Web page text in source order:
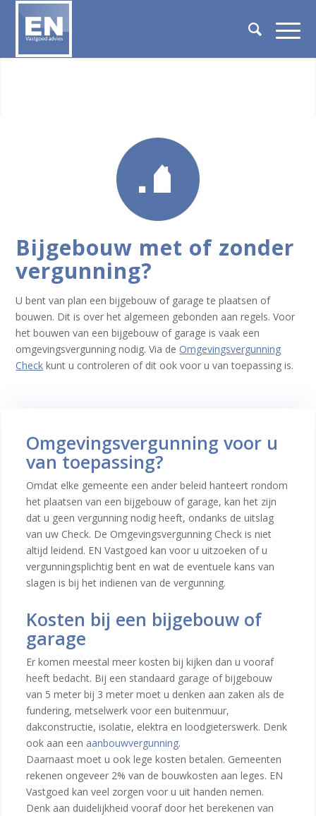
Bijgebouw met of zonder
vergunning?
U bent van plan een bijgebouw of garage te plaatsen of
bouwen. Dit is over het algemeen gebonden aan regels. Voor
het bouwen van een bijgebouw of garage is vaak een
omgevingsvergunning nodig. Via deOmgevingsvergunning
Check kunt u controleren of dit ook voor u van toepassing is.
Omgevingsvergunning voor u
van toepassing?
Omdat elke gemeente een ander beleid hanteert rondom
het plaatsen van een bijgebouw of garage, kan het zijn
dat u geen vergunning nodig heeft, ondanks de uitslag
van uw Check. De Omgevingsvergunning Check is niet
altijd leidend. EN Vastgoed kan voor u uitzoeken of u
vergunningsplichtig bent en wat de eventuele kans van
slagen is bij het indienen van de vergunning.
Kosten bij een bijgebouw of
garage
Er komen meestal meer kosten bij kijken dan u vooraf
heeft bedacht. Bij een standaard garage of bijgebouw
van 5 meter bij 3 meter moet u denken aan zaken als de
fundering, metselwerk voor een buitenmuur,
dakconstructie, isolatie, elektra en loodgieterswerk. Denk
ook aan een aanbouwvergunning.
Daarnaast moet u ook lege kosten betalen. Gemeenten
rekenen ongeveer 2% van de bouwkosten aan leges. EN
Vastgoed kan veel zorgen voor u uit handen nemen.
Denk aan duidelijkheid vooraf door het berekenen van